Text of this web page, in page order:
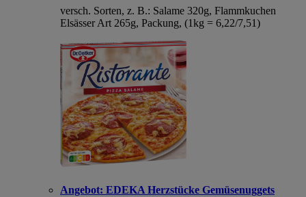
versch. Sorten, z. B.: Salame 320g, Flammkuchen
Elsässer Art 265g, Packung, (1kg = 6,22/7,51)
Angebot: EDEKA Herzstücke Gemüsenuggets